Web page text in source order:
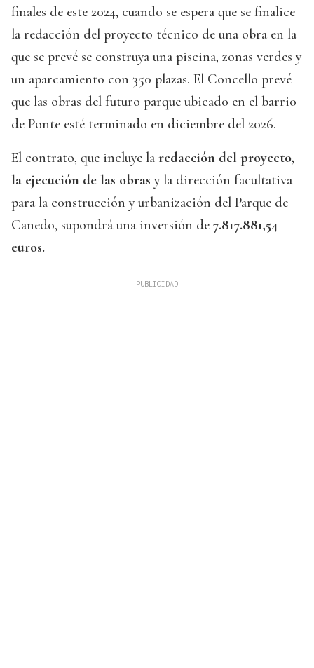
finales de este 2024, cuando se espera que se finalice
la redacción del proyecto técnico de una obra en la
que se prevé se construya una piscina, zonas verdes y
un aparcamiento con 350 plazas. El Concello prevé
que las obras del futuro parque ubicado en el barrio
de Ponte esté terminado en diciembre del 2026.
El contrato, que incluye la redacción del proyecto,
la ejecución de las obras y la dirección facultativa
para la construcción y urbanización del Parque de
Canedo, supondrá una inversión de 7.817.881,54
euros.